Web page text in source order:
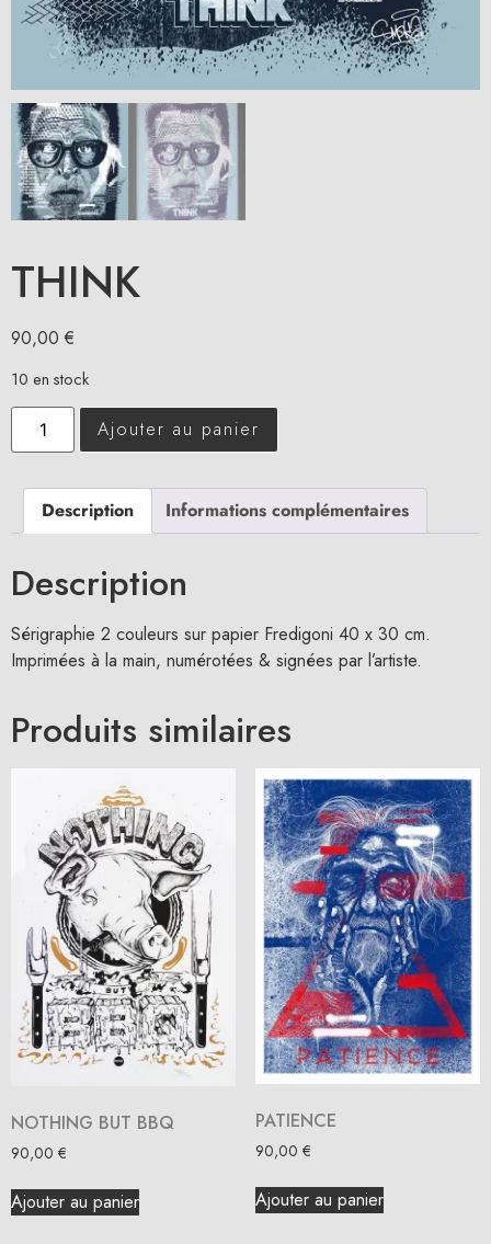
THINK
90,00 €
10 en stock
Ajouter au panier
Description Informations complémentaires
Description
Sérigraphie 2 couleurs sur papier Fredigoni 40 x 30 cm.
Imprimées à la main, numérotées & signées par l’artiste.
Produits similaires
NOTHING BUT BBQ
90,00 €
Ajouter au panier
PATIENCE
90,00 €
Ajouter au panier